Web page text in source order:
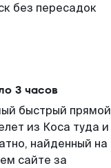
без пересадок
3 часов
быстрый прямой
из Коса туда и
найденный на
сайте за